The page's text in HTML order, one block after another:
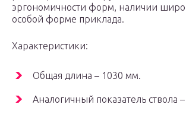
эргономичности форм, наличии
особой форме приклада.
Характеристики:
Общая длина – 1030 мм.
Аналогичный показатель ствола